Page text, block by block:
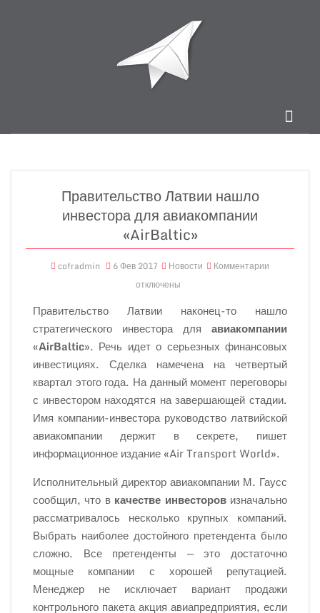
Правительство Латвии нашло
инвестора для авиакомпании
«AirBaltic»
cofradmin 6 Фев 2017 Новости
Комментарии
отключены
Правительство Латвии наконец-то нашло
стратегического инвестора для авиакомпании
«AirBaltic». Речь идет о серьезных финансовых
инвестициях. Сделка намечена на четвертый
квартал этого года. На данный момент переговоры
с инвестором находятся на завершающей стадии.
Имя компании-инвестора руководство латвийской
авиакомпании держит в секрете, пишет
информационное издание «Air Transport World».
Исполнительный директор авиакомпании М. Гаусс
сообщил, что в качестве инвесторовизначально
рассматривалось несколько крупных компаний.
Выбрать наиболее достойного претендента было
сложно. Все претенденты — это достаточно
мощные компании с хорошей репутацией.
Менеджер не исключает вариант продажи
контрольного пакета акция авиапредприятия, если